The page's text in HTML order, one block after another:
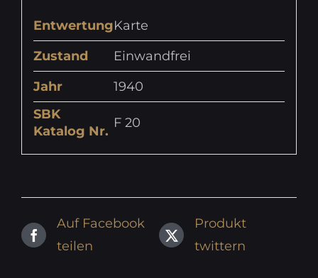
EntwertungKarte
Zustand
Einwandfrei
Jahr
1940
SBK
Katalog Nr.
F 20
Auf Facebook
teilen
Produkt
twittern